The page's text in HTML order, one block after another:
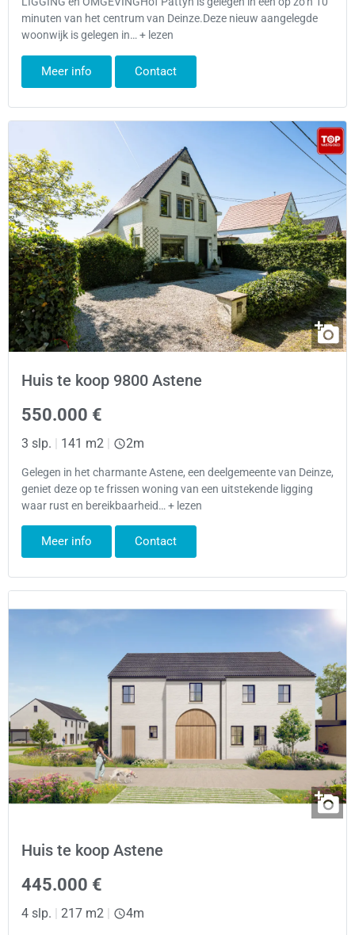
minuten van het centrum van Deinze.Deze nieuw aangelegde
woonwijk is gelegen in… + lezen
Meer info Contact
Huis te koop 9800 Astene
550.000 €
3 slp. | 141 m2 | 2m
Gelegen in het charmante Astene, een deelgemeente van Deinze,
geniet deze op te frissen woning van een uitstekende ligging
waar rust en bereikbaarheid… + lezen
Meer info Contact
Huis te koop Astene
445.000 €
4 slp. 217 m2 4m